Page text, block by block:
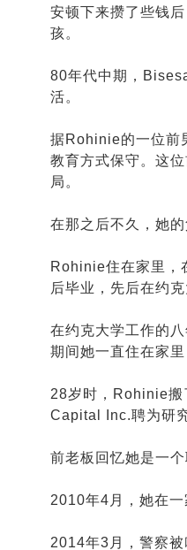
安顿下来攒了些钱
孩。
80年代中期，
活。
据Rohinie的一位前
教育方式保守。这
局。
在那之后不久，她
Rohinie住在家里，
后毕业，先后在约
在约克大学工作的
期间她一直住在家
28岁时，Rohinie搬
Capital Inc.聘为研
前老板回忆她是一
2010年4月，她在一
2014年3月，警察